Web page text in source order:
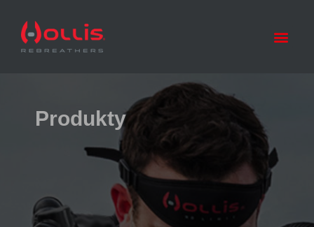
Produkty